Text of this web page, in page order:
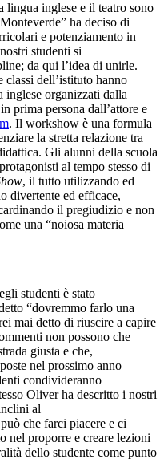
lingua inglese e il teatro sono
ha deciso di
e potenziamento in
studenti si
da qui l’idea di unirle.
dell’istituto hanno
organizzati dalla
prima persona dall’attore e
. Il workshow è una formula
la stretta relazione tra
Gli alunni della scuola
al tempo stesso di
, il tutto utilizzando ed
divertente ed efficace,
il pregiudizio e non
una “noiosa materia
studenti è stato
“dovremmo farlo una
mai detto di riuscire a capire
non possono che
giusta e che,
nel prossimo anno
condivideranno
Oliver ha descritto i nostri
al
che farci piacere e ci
nel proporre e creare lezioni
dello studente come punto